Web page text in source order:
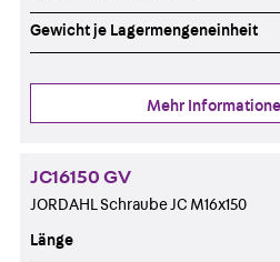
Gewicht je Lagermengeneinheit
Mehr
JC16150 GV
JORDAHL Schraube JC M16x150
Länge